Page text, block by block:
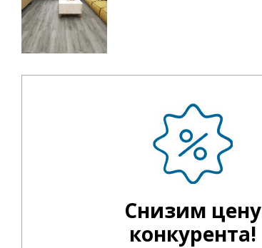
Снизим цену
конкурента!